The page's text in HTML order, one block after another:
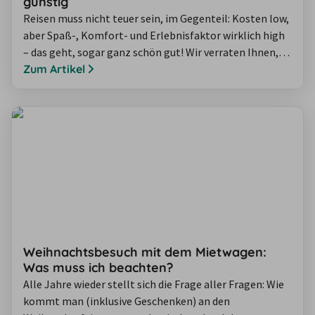
Reisen muss nicht teuer sein, im Gegenteil: Kosten low,
aber Spaß-, Komfort- und Erlebnisfaktor wirklich high
– das geht, sogar ganz schön gut! Wir verraten Ihnen,
wie Sie Ihre Ferien zum echt günstigen Low Budget-
Zum Artikel
Weihnachtsbesuch mit dem Mietwagen:
Was muss ich beachten?
Alle Jahre wieder stellt sich die Frage aller Fragen: Wie
kommt man (inklusive Geschenken) an den